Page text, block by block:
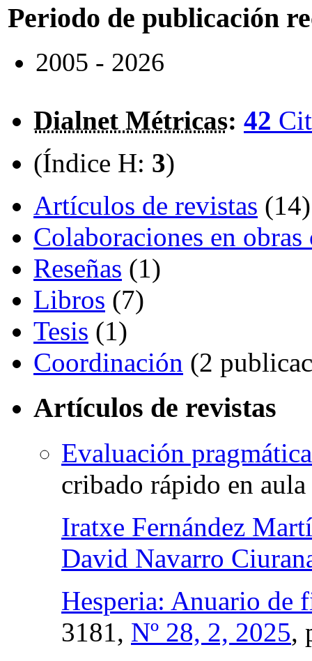
Periodo de publicación
2005 - 2026
Dialnet Métricas: 42
(Índice H: 3)
Artículos de revistas (14)
Colaboraciones en
Reseñas (1)
Libros (7)
Tesis (1)
Coordinación (2
Artículos de revistas
Evaluación
cribado rápido en aula
Iratxe Fernández
David Navarro
Hesperia: Anuario de
3181, Nº 28, 2, 2025,